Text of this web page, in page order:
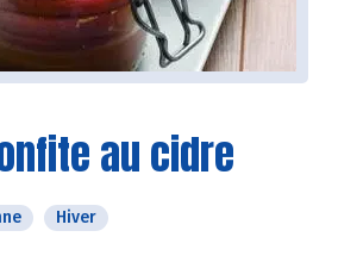
au cidre
Hiver